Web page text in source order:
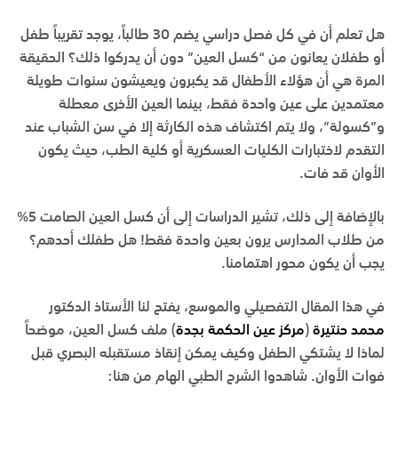
هل تعلم أن في كل فصل دراسي يضم 30 طالباً، يوجد تقريباً طفل
أو طفلان يعانون من “كسل العين” دون أن يدركوا ذلك؟ الحقيقة
المرة هي أن هؤلاء الأطفال قد يكبرون ويعيشون سنوات طويلة
معتمدين على عين واحدة فقط، بينما العين الأخرى معطلة
و”كسولة”، ولا يتم اكتشاف هذه الكارثة إلا في سن الشباب عند
التقدم لاختبارات الكليات العسكرية أو كلية الطب، حيث يكون
الأوان قد فات.
بالإضافة إلى ذلك، تشير الدراسات إلى أن كسل العين الصامت 5%
من طلاب المدارس يرون بعين واحدة فقط! هل طفلك أحدهم؟
يجب أن يكون محور اهتمامنا.
في هذا المقال التفصيلي والموسع، يفتح لنا
الأستاذ الدكتور
محمد حنتيرة (مركز عين الحكمة بجدة) ملف كسل العين، موضحاً
لماذا لا يشتكي الطفل وكيف يمكن إنقاذ مستقبله البصري قبل
فوات الأوان. شاهدوا الشرح الطبي الهام من هنا: